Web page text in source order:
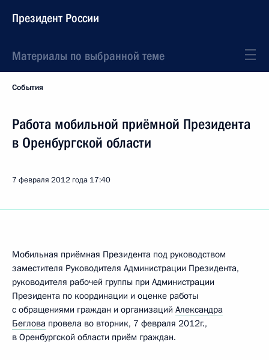
Президент России
Материалы по выбранной теме
События
Работа мобильной приёмной Президента
в Оренбургской области
7 февраля 2012 года 17:40
Мобильная приёмная Президента под руководством
заместителя Руководителя Администрации Президента,
руководителя рабочей группы при Администрации
Президента по координации и оценке работы
с обращениями граждан и организаций Александра
Беглова провела во вторник, 7 февраля 2012г.,
в Оренбургской области приём граждан.